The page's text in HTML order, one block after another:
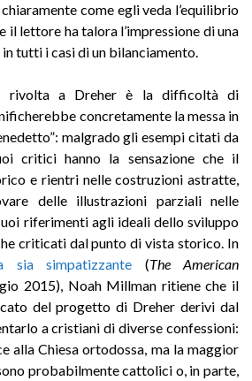
come egli veda l’equilibrio
il lettore ha talora l’impressione di una
tutti i casi di un bilanciamento.
rivolta a Dreher è la difficoltà di
concretamente la messa in
malgrado gli esempi citati da
critici hanno la sensazione che il
e rientri nelle costruzioni astratte,
delle illustrazioni parziali nelle
riferimenti agli ideali dello sviluppo
criticati dal punto di vista storico. In
sia simpatizzante (The American
2015), Noah Millman ritiene che il
del progetto di Dreher derivi dal
a cristiani di diverse confessioni:
alla Chiesa ortodossa, ma la maggior
probabilmente cattolici o, in parte,